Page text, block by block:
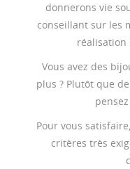
donnerons vie
conseillant sur les
réalisation
Vous avez des
plus ? Plutôt que
Pour vous
critères très